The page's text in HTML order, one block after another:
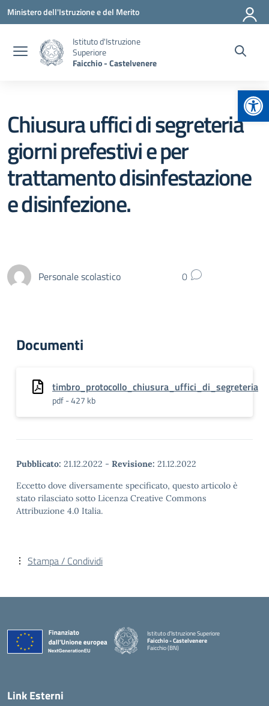
Vai ai contenuti
Vai al menu di navigazione
Vai al footer
Ministero dell'Istruzione e del Merito
Istituto d'Istruzione
Superiore
Faicchio - Castelvenere
Chiusura uffici di segreteria
giorni prefestivi e per
trattamento disinfestazione
e disinfezione.
Personale scolastico 0
Documenti
timbro_protocollo_chiusura_uffici_di_segreteria
pdf - 427 kb
Pubblicato: 21.12.2022 - Revisione: 21.12.2022
Eccetto dove diversamente specificato, questo articolo è
stato rilasciato sotto Licenza Creative Commons
Attribuzione 4.0 Italia.
Stampa / Condividi
Istituto d'Istruzione Superiore
Faicchio - Castelvenere
Faicchio (BN)
Link Esterni